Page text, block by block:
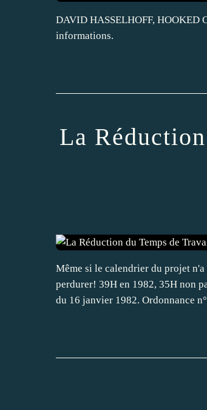
DAVID HASSELHOFF, HOOKED
informations.
La
Même si le calendrier du projet
perdurer! 39H en 1982, 35H non
du 16 janvier 1982. Ordonnance